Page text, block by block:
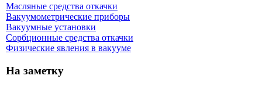
Масляные средства откачки
Вакуумометрические приборы
Вакуумные установки
Сорбционные средства откачки
Физические явления в вакууме
На заметку